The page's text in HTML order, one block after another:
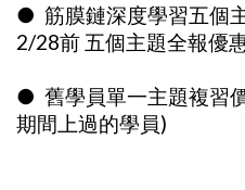
● 筋膜鏈深度學習五個
2/28前 五個主題全報優
● 舊學員單一主題複習
期間上過的學員)